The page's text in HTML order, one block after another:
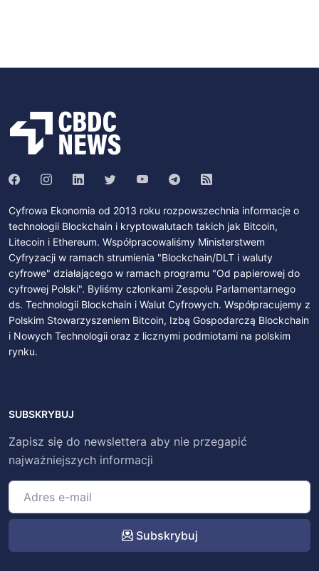
Cyfrowa Ekonomia od 2013 roku rozpowszechnia informacje o
technologii Blockchain i kryptowalutach takich jak Bitcoin,
Litecoin i Ethereum. Współpracowaliśmy Ministerstwem
Cyfryzacji w ramach strumienia "Blockchain/DLT i waluty
cyfrowe" działającego w ramach programu "Od papierowej do
cyfrowej Polski". Byliśmy członkami Zespołu Parlamentarnego
ds. Technologii Blockchain i Walut Cyfrowych. Współpracujemy z
Polskim Stowarzyszeniem Bitcoin, Izbą Gospodarczą Blockchain
i Nowych Technologii oraz z licznymi podmiotami na polskim
rynku.
SUBSKRYBUJ
Zapisz się do newslettera aby nie przegapić
najważniejszych informacji
Subskrybuj